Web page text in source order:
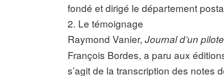
fondé et dirigé le département
2. Le témoignage
Raymond Vanier,Journal d’un
François Bordes, a paru aux
s’agit de la transcription des notes